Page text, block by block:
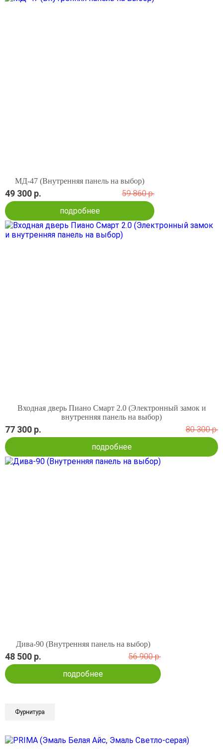
МД-47 (Внутренняя панель на выбор)
49 300 р.
59 860 р.
подробнее
Входная дверь Пиано Смарт 2.0 (Электронный замок и
внутренняя панель на выбор)
77 300 р.
80 300 р.
подробнее
Дива-90 (Внутренняя панель на выбор)
48 500 р.
56 900 р.
подробнее
Фурнитура